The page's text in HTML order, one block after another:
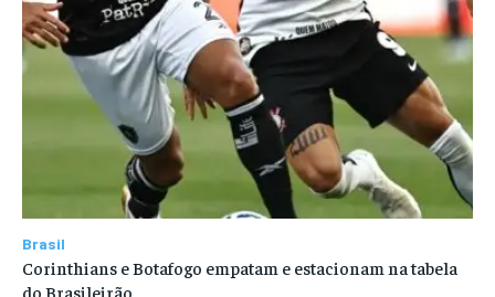
Brasil
Corinthians e Botafogo empatam e estacionam na tabela
do Brasileirão